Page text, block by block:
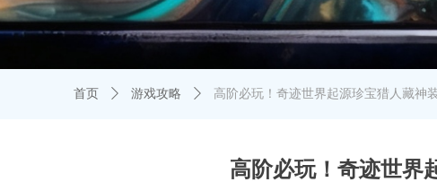
高阶必玩！奇迹世界
首页 ꄲ 游戏攻略 ꄲ 高阶必玩！奇迹世界起源珍宝猎人藏神